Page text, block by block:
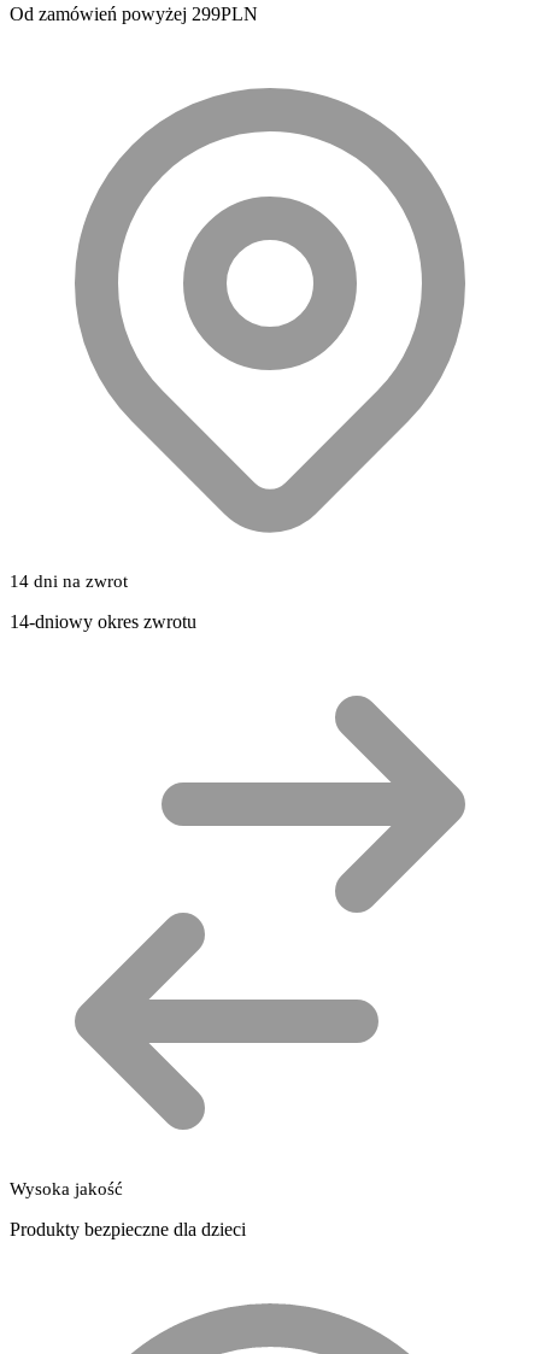
Od zamówień powyżej 299PLN
14 dni na zwrot
14-dniowy okres zwrotu
Wysoka jakość
Produkty bezpieczne dla dzieci